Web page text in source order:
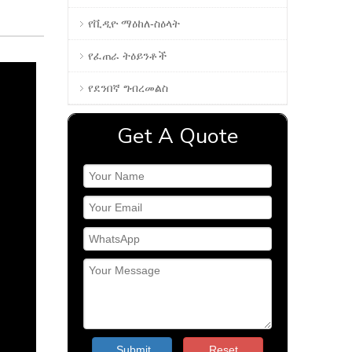
የቪዲዮ ማዕከለ-ስዕላት
የፈጠራ ትዕይንቶች
የደንበኛ ግብረመልስ
Get A Quote